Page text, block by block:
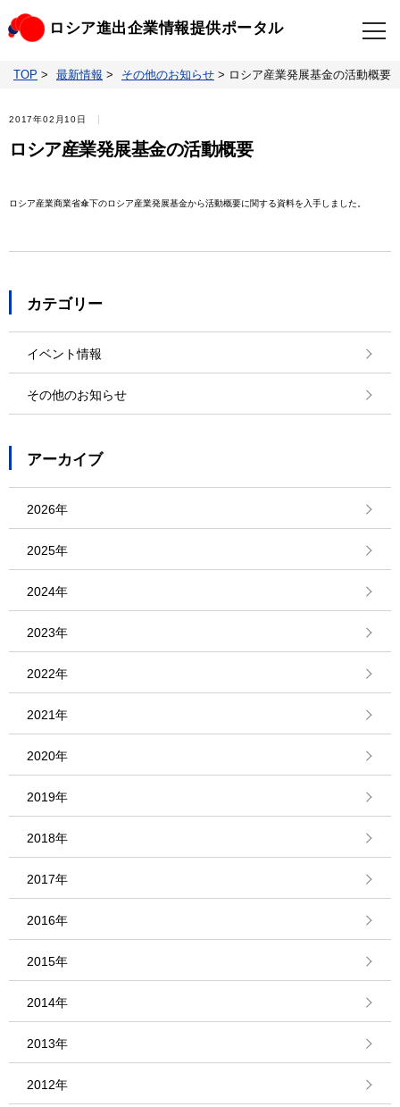
ロシア進出企業情報提供ポータル
TOP > 最新情報 > その他のお知らせ > ロシア産業発展基金の活動概要
2017年02月10日
ロシア産業発展基金の活動概要
ロシア産業商業省傘下のロシア産業発展基金から活動概要に関する資料を入手しました。
カテゴリー
イベント情報
その他のお知らせ
アーカイブ
2026年
2025年
2024年
2023年
2022年
2021年
2020年
2019年
2018年
2017年
2016年
2015年
2014年
2013年
2012年